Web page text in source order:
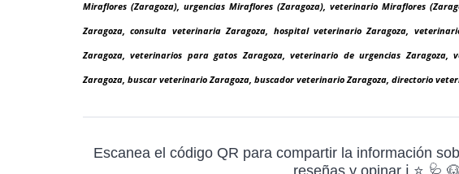
Miraflores (Zaragoza), urgencias Miraflores (Zaragoza), veterinario Miraflores
Zaragoza, consulta veterinaria Zaragoza, hospital veterinario Zaragoza,
Zaragoza, veterinarios para gatos Zaragoza, veterinario de urgencias Zaragoza,
Zaragoza, buscar veterinario Zaragoza, buscador veterinario Zaragoza, directorio
Escanea el código QR para compartir la información